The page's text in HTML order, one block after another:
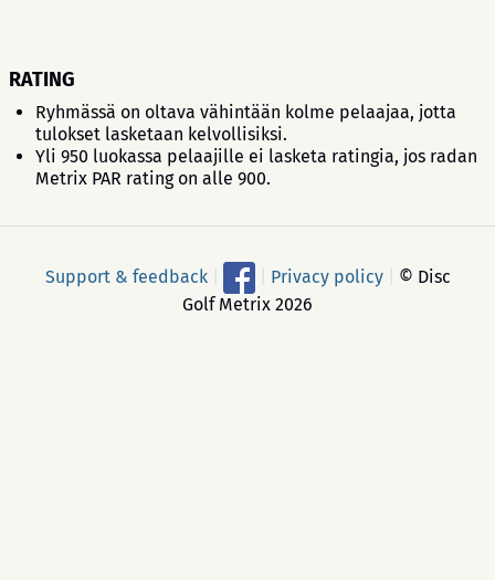
RATING
Ryhmässä on oltava vähintään kolme pelaajaa, jotta
tulokset lasketaan kelvollisiksi.
Yli 950 luokassa pelaajille ei lasketa ratingia, jos radan
Metrix PAR rating on alle 900.
Support & feedback Privacy policy
© Disc
Golf Metrix 2026